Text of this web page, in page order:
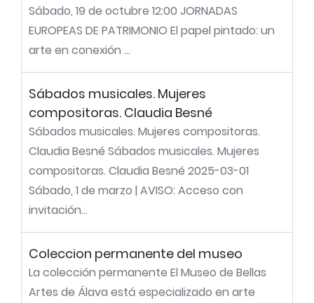
Sábado, 19 de octubre 12:00 JORNADAS
EUROPEAS DE PATRIMONIO El papel pintado: un
arte en conexión ...
Sábados musicales. Mujeres
compositoras. Claudia Besné
Sábados musicales. Mujeres compositoras.
Claudia Besné Sábados musicales. Mujeres
compositoras. Claudia Besné 2025-03-01
Sábado, 1 de marzo | AVISO: Acceso con
invitación...
Coleccion permanente del museo
La colección permanente El Museo de Bellas
Artes de Álava está especializado en arte